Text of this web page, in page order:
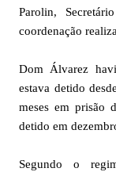
Parolin,
coordenação
Dom Álvarez
estava detido
meses em prisão
detido em
Segundo o